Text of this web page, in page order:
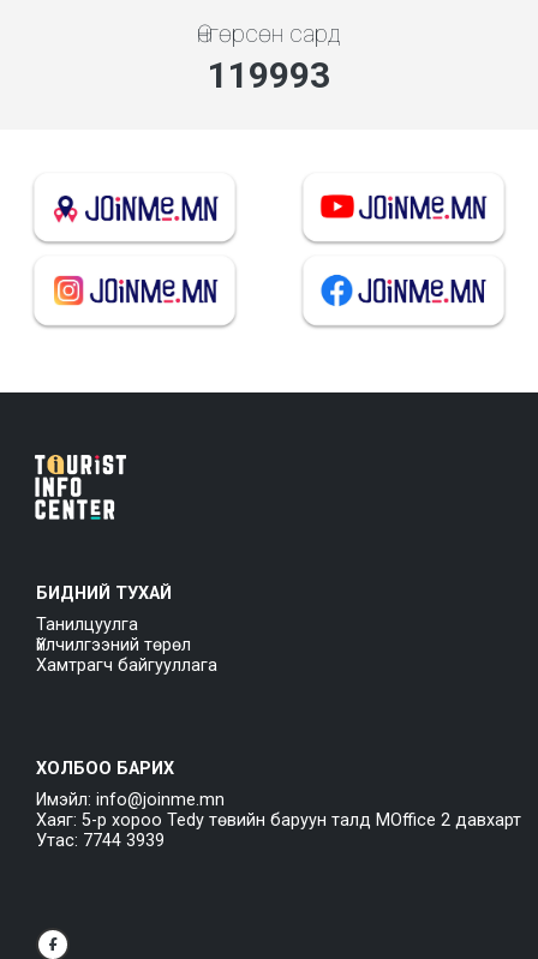
Өнгөрсөн сард
129223
БИДНИЙ ТУХАЙ
Танилцуулга
Үйлчилгээний төрөл
Хамтрагч байгууллага
ХОЛБОО БАРИХ
Имэйл: info@joinme.mn
Хаяг: 5-р хороо Tedy төвийн баруун талд MOffice 2 давхарт
Утас: 7744 3939